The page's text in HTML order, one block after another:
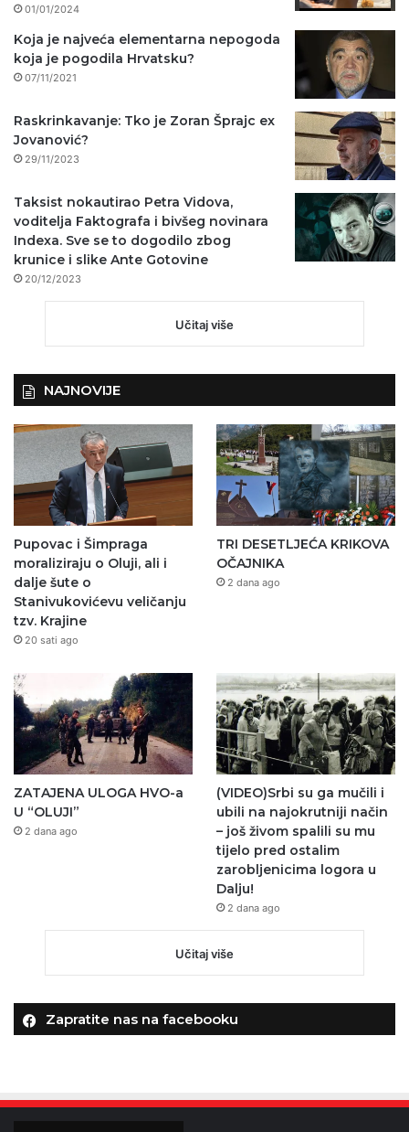
01/01/2024
Koja je najveća elementarna nepogoda
koja je pogodila Hrvatsku?
07/11/2021
Raskrinkavanje: Tko je Zoran Šprajc ex
Jovanović?
29/11/2023
Taksist nokautirao Petra Vidova,
voditelja Faktografa i bivšeg novinara
Indexa. Sve se to dogodilo zbog
krunice i slike Ante Gotovine
20/12/2023
Učitaj više
NAJNOVIJE
Pupovac i Šimpraga
moraliziraju o Oluji, ali i
dalje šute o
Stanivukovićevu veličanju
tzv. Krajine
20 sati ago
TRI DESETLJEĆA KRIKOVA
OČAJNIKA
2 dana ago
ZATAJENA ULOGA HVO-a
U “OLUJI”
2 dana ago
(VIDEO)Srbi su ga mučili i
ubili na najokrutniji način
– još živom spalili su mu
tijelo pred ostalim
zarobljenicima logora u
Dalju!
2 dana ago
Učitaj više
Zapratite nas na facebooku